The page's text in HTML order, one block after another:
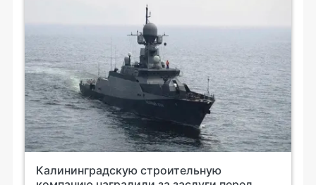
Калининградскую строительную